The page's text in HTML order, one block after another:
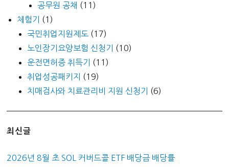
공무원 공채 (11)
체험기
(1)
국민취업지원제도 (17)
노인장기요양보험 신청기
(10)
운전면허증 취득기
(11)
취업성공패키지
(19)
치매검사와 치료관리비 지원 신청기
(6)
최신글
2026년 8월 초 SOL 커버드콜 ETF 배당금 배당률